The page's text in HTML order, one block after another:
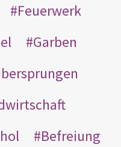
Feuerwerk
Garben
Befreiung